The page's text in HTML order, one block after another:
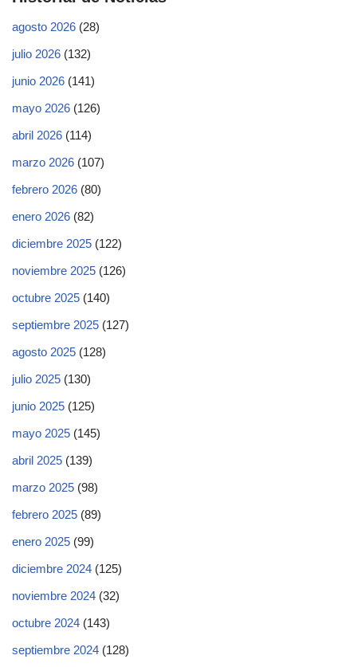
agosto 2026 (28)
julio 2026 (132)
junio 2026 (141)
mayo 2026 (126)
abril 2026 (114)
marzo 2026 (107)
febrero 2026 (80)
enero 2026 (82)
diciembre 2025 (122)
noviembre 2025 (126)
octubre 2025 (140)
septiembre 2025 (127)
agosto 2025 (128)
julio 2025 (130)
junio 2025 (125)
mayo 2025 (145)
abril 2025 (139)
marzo 2025 (98)
febrero 2025 (89)
enero 2025 (99)
diciembre 2024 (125)
noviembre 2024 (32)
octubre 2024 (143)
septiembre 2024 (128)